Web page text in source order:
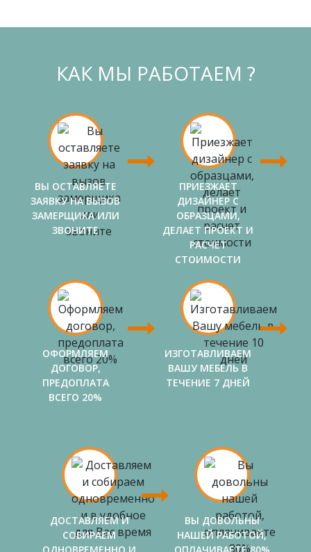
КАК МЫ РАБОТАЕМ ?
ВЫ ОСТАВЛЯЕТЕ
ЗАЯВКУ НА ВЫЗОВ
ЗАМЕРЩИКА ИЛИ
ЗВОНИТЕ
ПРИЕЗЖАЕТ
ДИЗАЙНЕР С
ОБРАЗЦАМИ,
ДЕЛАЕТ ПРОЕКТ И
РАСЧЕТ
СТОИМОСТИ
ОФОРМЛЯЕМ
ДОГОВОР,
ПРЕДОПЛАТА
ВСЕГО 20%
ИЗГОТАВЛИВАЕМ
ВАШУ МЕБЕЛЬ В
ТЕЧЕНИЕ 7 ДНЕЙ
ДОСТАВЛЯЕМ И
СОБИРАЕМ
ВЫ ДОВОЛЬНЫ
НАШЕЙ РАБОТОЙ,